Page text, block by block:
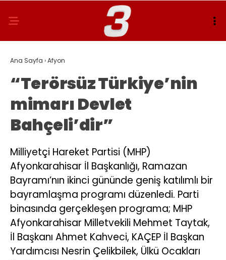
Ana Sayfa ›Afyon
“Terörsüz Türkiye’nin
mimarı Devlet
Bahçeli’dir”
Milliyetçi Hareket Partisi (MHP)
Afyonkarahisar İl Başkanlığı, Ramazan
Bayramı’nın ikinci gününde geniş katılımlı bir
bayramlaşma programı düzenledi. Parti
binasında gerçekleşen programa; MHP
Afyonkarahisar Milletvekili Mehmet Taytak,
İl Başkanı Ahmet Kahveci, KAÇEP İl Başkan
Yardımcısı Nesrin Çelikbilek, Ülkü Ocakları